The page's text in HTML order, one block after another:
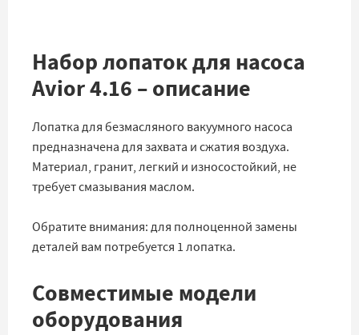
Набор лопаток для насоса
Avior 4.16 – описание
Лопатка для безмасляного вакуумного насоса
предназначена для захвата и сжатия воздуха.
Материал, гранит, легкий и износостойкий, не
требует смазывания маслом.
Обратите внимания: для полноценной замены
деталей вам потребуется 1 лопатка.
Совместимые модели
оборудования